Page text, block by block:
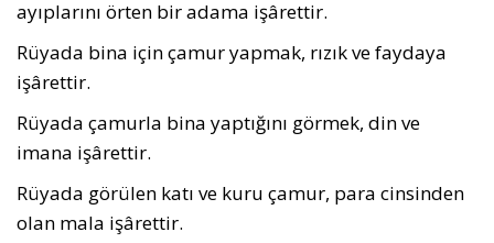
ayıplarını örten bir adama işârettir.
Rüyada bina için çamur yapmak, rızık ve faydaya
işârettir.
Rüyada çamurla bina yaptığını görmek, din ve
imana işârettir.
Rüyada görülen katı ve kuru çamur, para cinsinden
olan mala işârettir.